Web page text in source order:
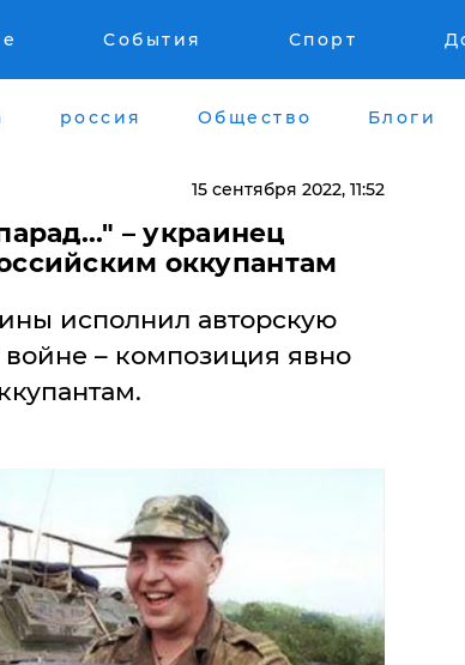
События Спорт
россия Общество Блоги
15 сентября 2022, 11:52
– украинец
оккупантам
исполнил авторскую
– композиция явно